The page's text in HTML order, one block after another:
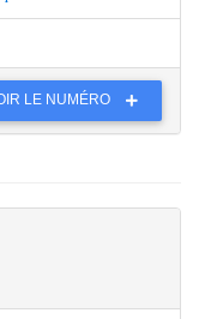
LE NUMÉRO